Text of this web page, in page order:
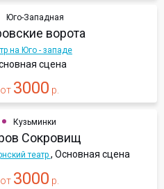
Юго-Западная
ворота
на Юго - западе
сцена
от 3000 р.
Кузьминки
Сокровищ
театр , Основная сцена
от 3000 р.